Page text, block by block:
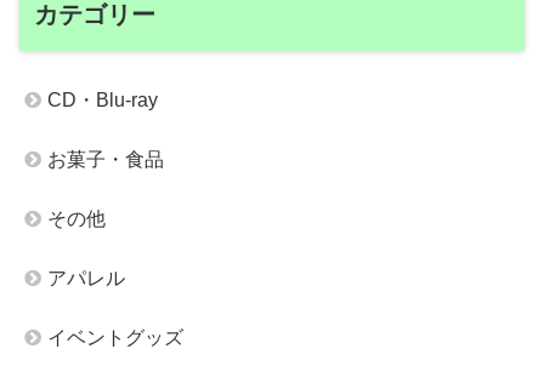
カテゴリー
CD・Blu-ray
お菓子・食品
その他
アパレル
イベントグッズ